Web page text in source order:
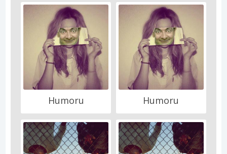
Humoru Humoru